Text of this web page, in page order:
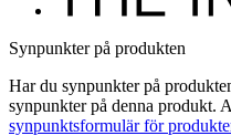
Synpunkter på produkten
Har du synpunkter på
synpunkter på denna produkt.
synpunktsformulär för